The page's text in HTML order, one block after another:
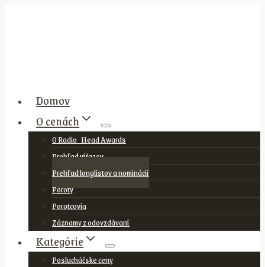
Domov
O cenách
O Radio_Head Awards
Prehľad víťazov
Prehľad longlistov a nominácií
Poroty
Porotcovia
Záznamy z odovzdávaní
Kategórie
Poslucháčske ceny